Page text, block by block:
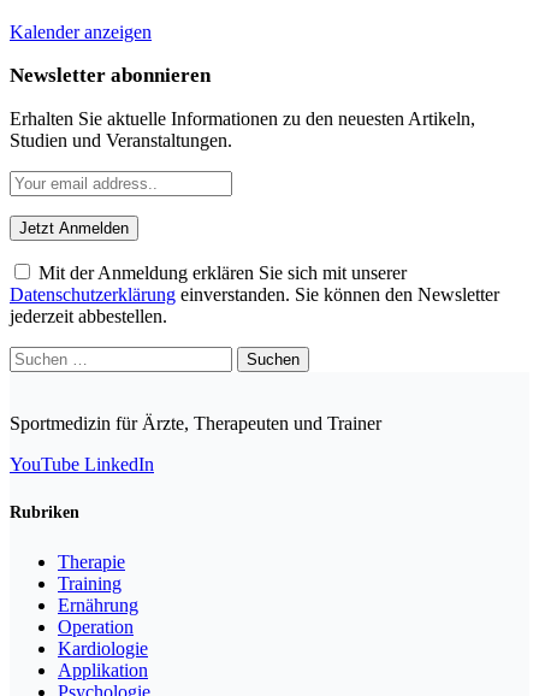
Kalender anzeigen
Newsletter abonnieren
Erhalten Sie aktuelle Informationen zu den neuesten Artikeln,
Studien und Veranstaltungen.
Mit der Anmeldung erklären Sie sich mit unserer
Datenschutzerklärung einverstanden. Sie können den Newsletter
jederzeit abbestellen.
Suchen
nach:
Sportmedizin für Ärzte, Therapeuten und Trainer
YouTube LinkedIn
Rubriken
Therapie
Training
Ernährung
Operation
Kardiologie
Applikation
Psychologie